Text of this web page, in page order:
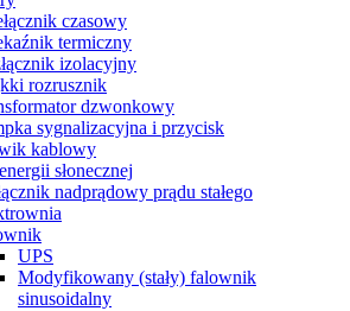
czasowy
termiczny
izolacyjny
rozrusznik
dzwonkowy
sygnalizacyjna i przycisk
kablowy
słonecznej
nadprądowy prądu stałego
UPS
Modyfikowany (stały) falownik
sinusoidalny